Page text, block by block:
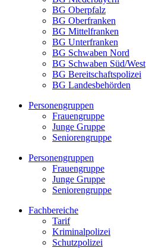
BG Oberpfalz
BG Oberfranken
BG Mittelfranken
BG Unterfranken
BG Schwaben Nord
BG Schwaben Süd/West
BG Bereitschaftspolizei
BG Landesbehörden
Personengruppen
Frauengruppe
Junge Gruppe
Seniorengruppe
Personengruppen
Frauengruppe
Junge Gruppe
Seniorengruppe
Fachbereiche
Tarif
Kriminalpolizei
Schutzpolizei